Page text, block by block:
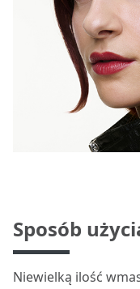
Sposób
Niewielką ilość